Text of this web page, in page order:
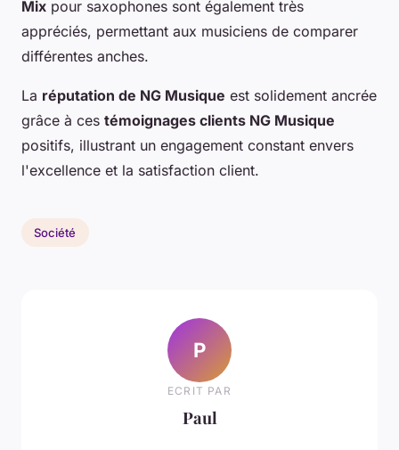
Mix pour saxophones sont également très
appréciés, permettant aux musiciens de comparer
différentes anches.
La réputation de NG Musique est solidement ancrée
grâce à ces témoignages clients NG Musique
positifs, illustrant un engagement constant envers
l'excellence et la satisfaction client.
Société
P
ECRIT PAR
Paul